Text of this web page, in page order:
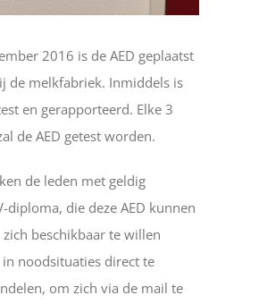
2016 is de AED geplaatst
de melkfabriek. Inmiddels is
en gerapporteerd. Elke 3
de AED getest worden.
de leden met geldig
diploma, die deze AED kunnen
beschikbaar te willen
noodsituaties direct te
om zich via de mail te